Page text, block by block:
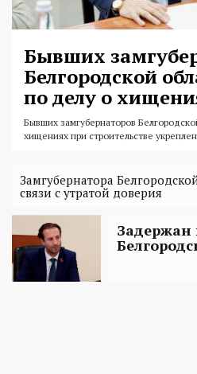
Бывших
Белгородской
по делу о
Бывших замгубернаторов
хищениях при строительстве
Замгубернатора
связи с утратой доверия
Задержан